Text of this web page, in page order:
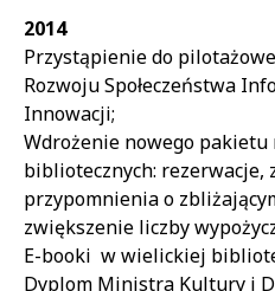
2014
Przystąpienie do
Rozwoju Społeczeństwa
Innowacji;
Wdrożenie nowego pakietu
bibliotecznych: rezerwacje,
przypomnienia o
zwiększenie liczby
E-booki w wielickiej
Dyplom Ministra Kultury i